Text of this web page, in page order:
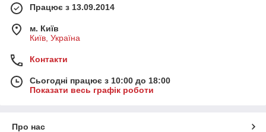
Працює з 13.09.2014
м. Київ
Київ, Україна
Контакти
Сьогодні працює з 10:00 до 18:00
Показати весь графік роботи
Про нас